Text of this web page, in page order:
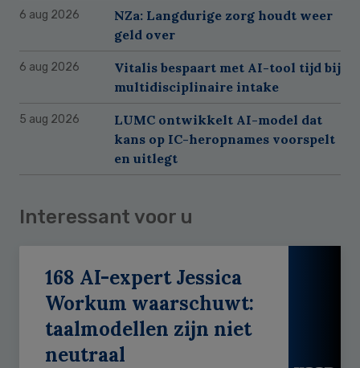
6 aug 2026
NZa: Langdurige zorg houdt weer
geld over
6 aug 2026
Vitalis bespaart met AI-tool tijd bij
multidisciplinaire intake
5 aug 2026
LUMC ontwikkelt AI-model dat
kans op IC-heropnames voorspelt
en uitlegt
Interessant voor u
168 AI-expert Jessica
Workum waarschuwt:
taalmodellen zijn niet
neutraal